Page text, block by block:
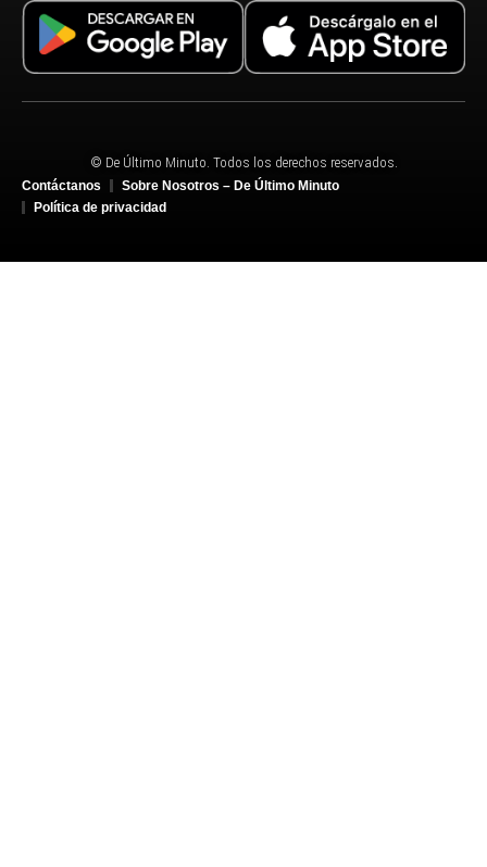
© De Último Minuto. Todos los derechos reservados.
Contáctanos
Sobre Nosotros – De Último Minuto
Política de privacidad